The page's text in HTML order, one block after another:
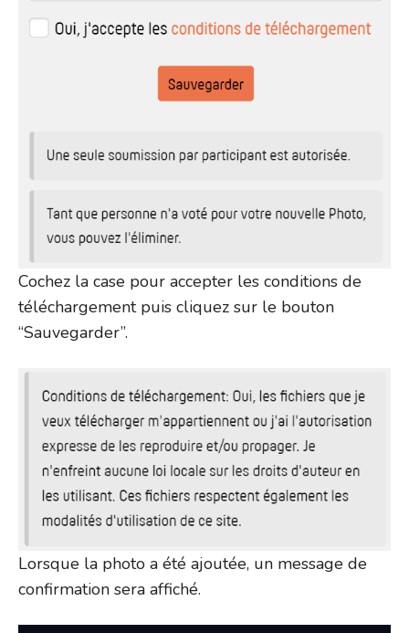
Cochez la case pour accepter les conditions de
téléchargement puis cliquez sur le bouton
“Sauvegarder”.
Lorsque la photo a été ajoutée, un message de
confirmation sera affiché.